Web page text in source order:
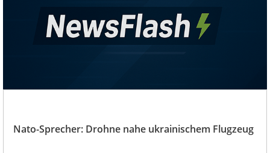
Nato-Sprecher: Drohne nahe ukrainischem Flugzeug